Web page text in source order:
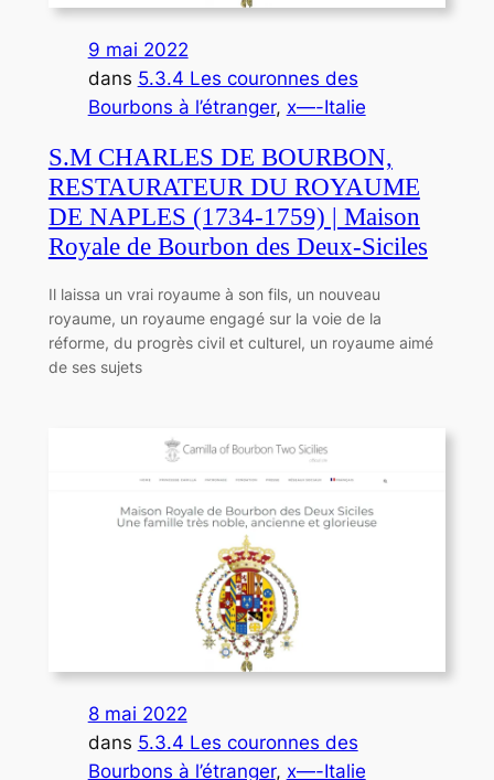
9 mai 2022
dans 5.3.4 Les couronnes des
Bourbons à l’étranger, x—-Italie
S.M CHARLES DE BOURBON,
RESTAURATEUR DU ROYAUME
DE NAPLES (1734-1759) | Maison
Royale de Bourbon des Deux-Siciles
Il laissa un vrai royaume à son fils, un nouveau
royaume, un royaume engagé sur la voie de la
réforme, du progrès civil et culturel, un royaume aimé
de ses sujets
8 mai 2022
dans 5.3.4 Les couronnes des
Bourbons à l’étranger, x—-Italie